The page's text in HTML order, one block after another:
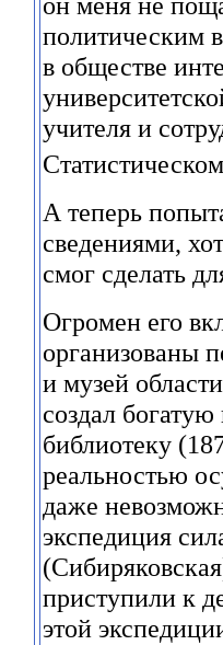
политическим
в обществе
учителя и
А теперь
сведениями,
смог сделать
Огромен его
организованы
и музей
создал
библиотеку
реальностью
даже
экспедиция
приступили к
этой